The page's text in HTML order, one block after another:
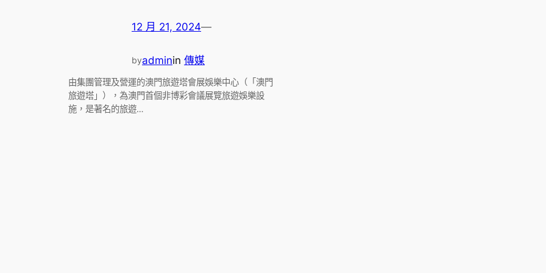
12 月 21, 2024—
byadminin 傳媒
由集團管理及營運的澳門旅遊塔會展娛樂中心（「澳門
旅遊塔」），為澳門首個非博彩會議展覽旅遊娛樂設
施，是著名的旅遊…